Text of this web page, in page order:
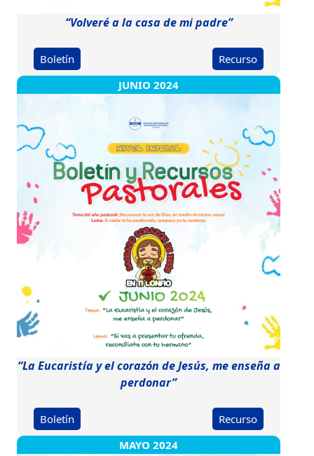
“Volveré a la casa de mi padre”
Boletín
Recurso
JUNIO 2024
“La Eucaristía y el corazón de Jesús, me enseña a
perdonar”
Boletín
Recurso
MAYO 2024